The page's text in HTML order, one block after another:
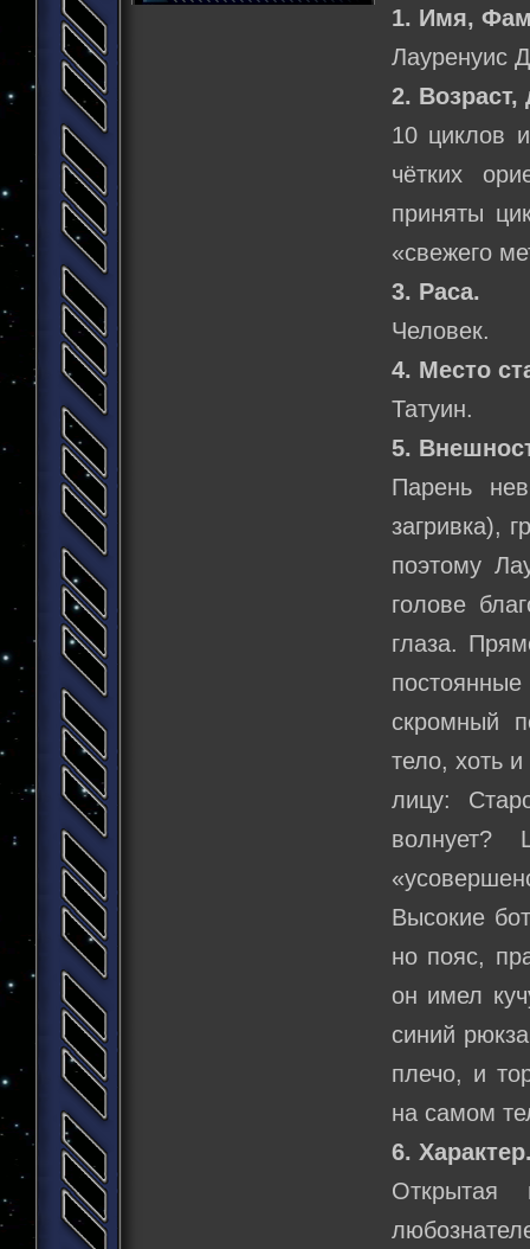
1. Имя,
Лауренуис
2. Возраст,
10 циклов
чётких
приняты
«свежего
3. Раса.
Человек.
4. Место
Татуин.
5.
Парень
загривка),
поэтому
голове
глаза.
скромный
тело, хоть
лицу:
Высокие
но пояс,
он имел
синий
плечо, и
на самом
6.